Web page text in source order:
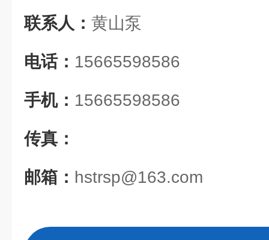
联系人： 黄山泵
电话： 15665598586
手机： 15665598586
传真：
邮箱： hstrsp@163.com